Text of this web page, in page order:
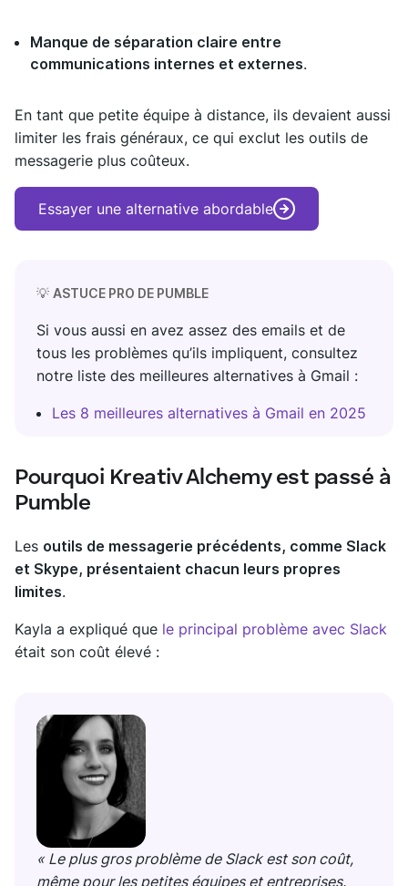
Manque de séparation claire entre
communications internes et externes.
En tant que petite équipe à distance, ils devaient aussi
limiter les frais généraux, ce qui exclut les outils de
messagerie plus coûteux.
Essayer une alternative abordable
💡 ASTUCE PRO DE PUMBLE
Si vous aussi en avez assez des emails et de
tous les problèmes qu’ils impliquent, consultez
notre liste des meilleures alternatives à Gmail :
Les 8 meilleures alternatives à Gmail en 2025
Pourquoi Kreativ Alchemy est passé à
Pumble
Les outils de messagerie précédents, comme Slack
et Skype, présentaient chacun leurs propres
limites.
Kayla a expliqué que le principal problème avec Slack
était son coût élevé :
« Le plus gros problème de Slack est son coût,
même pour les petites équipes et entreprises.